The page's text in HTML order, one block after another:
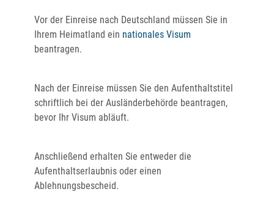
Vor der Einreise nach Deutschland müssen Sie in
Ihrem Heimatland ein nationales Visum
beantragen.
Nach der Einreise müssen Sie den Aufenthaltstitel
schriftlich bei der Ausländerbehörde beantragen,
bevor Ihr Visum abläuft.
Anschließend erhalten Sie entweder die
Aufenthaltserlaubnis oder einen
Ablehnungsbescheid.